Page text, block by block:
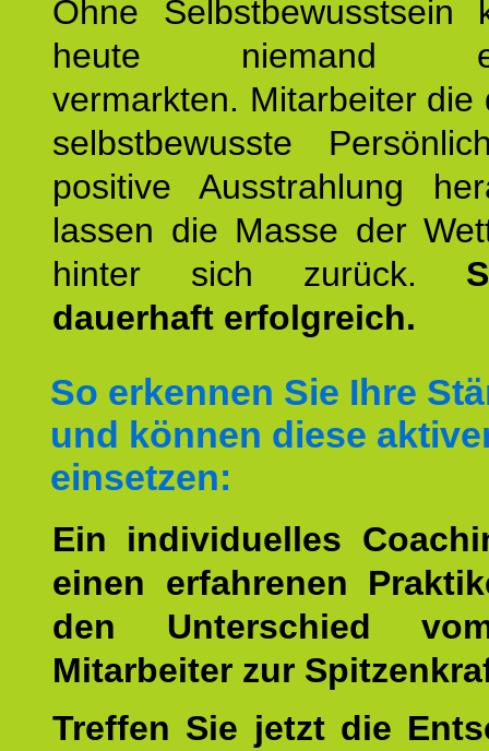
Ohne Selbstbewusstsein
heute niemand
vermarkten. Mitarbeiter die
selbstbewusste
positive Ausstrahlung
lassen die Masse der
hinter sich zurück.
dauerhaft erfolgreich.
So erkennen Sie Ihre
und können diese
einsetzen:
Ein individuelles
einen erfahrenen
den Unterschied
Mitarbeiter zur
Treffen Sie jetzt die